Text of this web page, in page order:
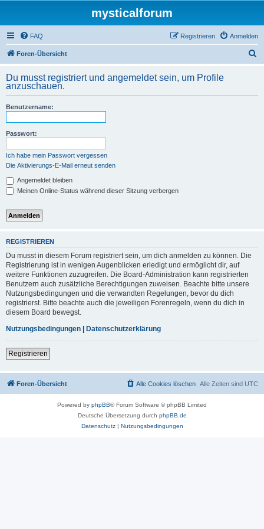
mysticalforum
FAQ Anmelden
Registrieren
Foren-Übersicht
h
Du musst registriert und angemeldet sein, um Profile
anzuschauen.
Benutzername:
Passwort:
Ich habe mein Passwort vergessen
Die Aktivierungs-E-Mail erneut senden
Angemeldet bleiben
Meinen Online-Status während dieser Sitzung verbergen
REGISTRIEREN
Du musst in diesem Forum registriert sein, um dich anmelden zu können. Die
Registrierung ist in wenigen Augenblicken erledigt und ermöglicht dir, auf
weitere Funktionen zuzugreifen. Die Board-Administration kann registrierten
Benutzern auch zusätzliche Berechtigungen zuweisen. Beachte bitte unsere
Nutzungsbedingungen und die verwandten Regelungen, bevor du dich
registrierst. Bitte beachte auch die jeweiligen Forenregeln, wenn du dich in
diesem Board bewegst.
Nutzungsbedingungen | Datenschutzerklärung
Registrieren
Foren-Übersicht Alle Zeiten sind UTC
Alle Cookies löschen
Powered by phpBB® Forum Software © phpBB Limited
Deutsche Übersetzung durch phpBB.de
Datenschutz| Nutzungsbedingungen